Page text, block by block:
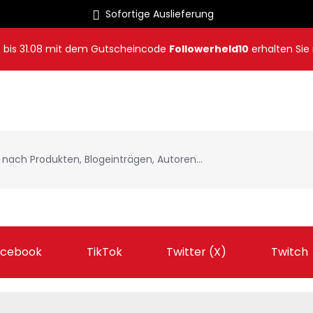
Sofortige Auslieferung
bis 31.08 mit dem Gutscheincode Followerheld10 erhalten Sie
TikTok Twitter (X) Twitch